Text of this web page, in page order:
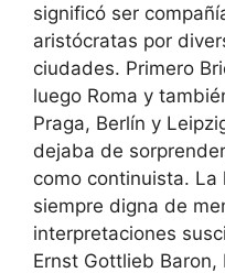
significó ser
aristócratas por
ciudades. Primero
luego Roma y
Praga, Berlín y
dejaba de
como continuista.
siempre digna de
interpretaciones
Ernst Gottlieb